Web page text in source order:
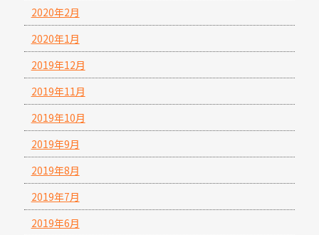
2020年2月
2020年1月
2019年12月
2019年11月
2019年10月
2019年9月
2019年8月
2019年7月
2019年6月